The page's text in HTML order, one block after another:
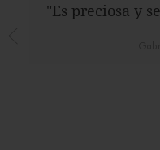
"Es preciosa y